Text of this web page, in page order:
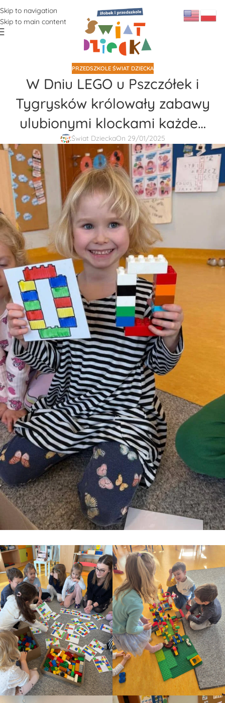
Skip to navigation
Skip to main content
PRZEDSZKOLE ŚWIAT DZIECKA
W Dniu LEGO u Pszczółek i
Tygrysków królowały zabawy
ulubionymi klockami każde…
Świat DzieckaOn 29/01/2025